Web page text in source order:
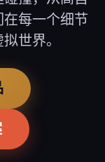
每一个细节
世界。